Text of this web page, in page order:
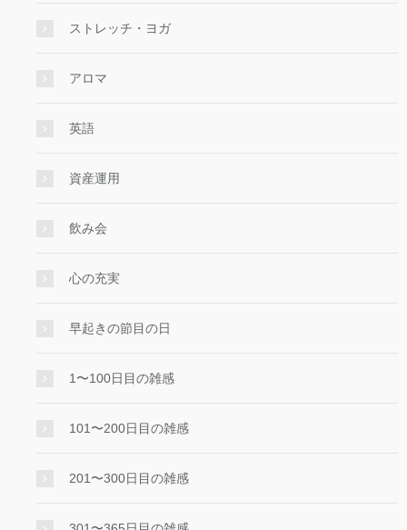
ストレッチ・ヨガ
アロマ
英語
資産運用
飲み会
心の充実
早起きの節目の日
1〜100日目の雑感
101〜200日目の雑感
201〜300日目の雑感